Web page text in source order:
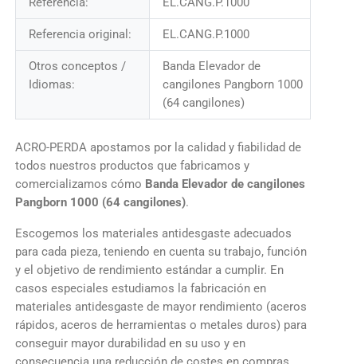
Referencia original: EL.CANG.P.1000
Otros conceptos /
Idiomas:
Banda Elevador de
cangilones Pangborn 1000
(64 cangilones)
ACRO-PERDA apostamos por la calidad y fiabilidad de
todos nuestros productos que fabricamos y
comercializamos cómo Banda Elevador de cangilones
Pangborn 1000 (64 cangilones).
Escogemos los materiales antidesgaste adecuados
para cada pieza, teniendo en cuenta su trabajo, función
y el objetivo de rendimiento estándar a cumplir. En
casos especiales estudiamos la fabricación en
materiales antidesgaste de mayor rendimiento (aceros
rápidos, aceros de herramientas o metales duros) para
conseguir mayor durabilidad en su uso y en